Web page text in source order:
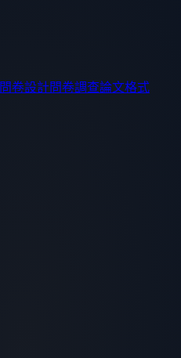
問卷設計問卷調查論文格式